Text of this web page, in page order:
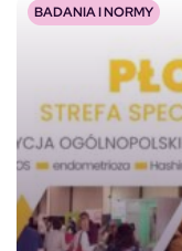
BADANIA I NORMY